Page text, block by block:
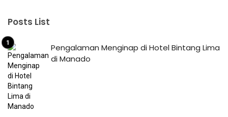
Posts List
Pengalaman Menginap di Hotel Bintang Lima
di Manado